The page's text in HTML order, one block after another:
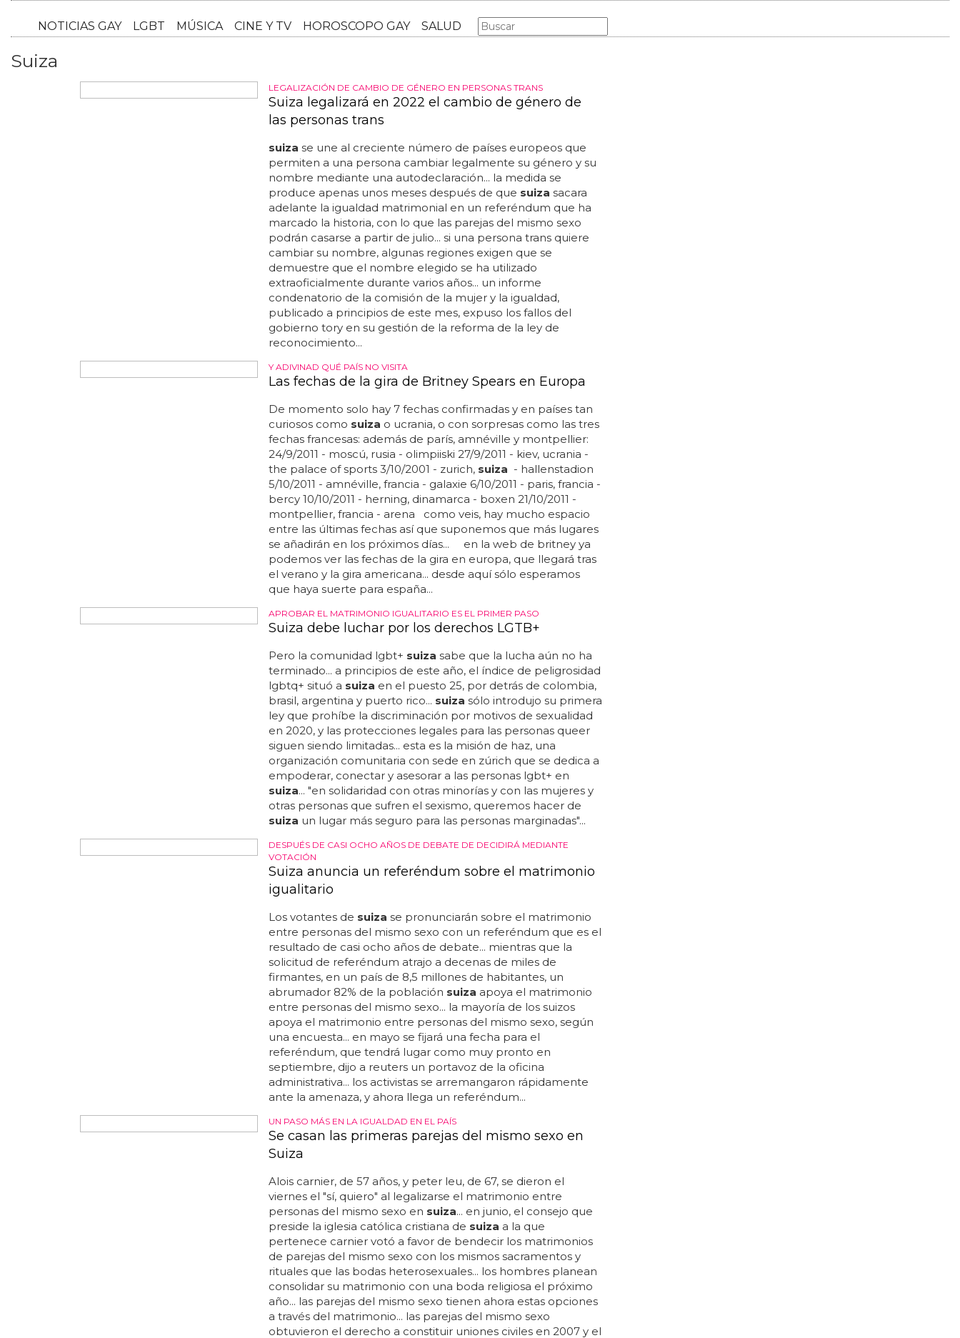
NOTICIAS GAY LGBT MÚSICA CINE Y TV
LEGALIZACIÓN DE CAMBIO DE GÉNERO EN PERSONAS TRANS
Suiza legalizará en 2022 el cambio de género de
suizase une al creciente número de países europeos que
permiten a una persona cambiar legalmente su género y su
nombre mediante una autodeclaración... la medida se
produce apenas unos meses después de quesuizasacara
adelante la igualdad matrimonial en un referéndum que ha
marcado la historia, con lo que las parejas del mismo sexo
podrán casarse a partir de julio... si una persona trans quiere
cambiar su nombre, algunas regiones exigen que se
demuestre que el nombre elegido se ha utilizado
extraoficialmente durante varios años... un informe
condenatorio de la comisión de la mujer y la igualdad,
publicado a principios de este mes, expuso los fallos del
gobierno tory en su gestión de la reforma de la ley de
reconocimiento...
Y ADIVINAD QUÉ PAÍS NO VISITA
Las fechas de la gira de Britney Spears en Europa
De momento solo hay 7 fechas confirmadas y en países tan
curiosos comosuizao ucrania, o con sorpresas como las tres
fechas francesas: además de parís, amnéville y montpellier:
24/9/2011 - moscú, rusia - olimpiiski 27/9/2011 - kiev, ucrania -
the palace of sports 3/10/2001 - zurich,suiza- hallenstadion
5/10/2011 - amnéville, francia - galaxie 6/10/2011 - paris, francia -
bercy 10/10/2011 - herning, dinamarca - boxen 21/10/2011 -
montpellier, francia - arena como veis, hay mucho espacio
entre las últimas fechas así que suponemos que más lugares
se añadirán en los próximos días... en la web de britney ya
podemos ver las fechas de la gira en europa, que llegará tras
el verano y la gira americana... desde aquí sólo esperamos
que haya suerte para españa...
APROBAR EL MATRIMONIO IGUALITARIO ES EL PRIMER PASO
Suiza debe luchar por los derechos LGTB+
Pero la comunidad lgbt+
terminado... a principios de este año, el índice de peligrosidad
lgbtq+ situó asuizaen el puesto 25, por detrás de colombia,
brasil, argentina y puerto rico...suiza sólo introdujo su primera
ley que prohíbe la discriminación por motivos de sexualidad
en 2020, y las protecciones legales para las personas queer
siguen siendo limitadas... esta es la misión de haz, una
organización comunitaria con sede en zúrich que se dedica a
empoderar, conectar y asesorar a las personas lgbt+ en
suiza... "en solidaridad con otras minorías y con las mujeres y
otras personas que sufren el sexismo, queremos hacer de
suizaun lugar más seguro para las personas marginadas"...
DESPUÉS DE CASI OCHO AÑOS DE DEBATE DE DECIDIRÁ MEDIANTE
VOTACIÓN
Suiza anuncia un referéndum sobre el matrimonio
igualitario
Los votantes desuizase pronunciarán sobre el matrimonio
entre personas del mismo sexo con un referéndum que es el
resultado de casi ocho años de debate... mientras que la
solicitud de referéndum atrajo a decenas de miles de
firmantes, en un país de 8,5 millones de habitantes, un
abrumador 82% de la poblaciónsuiza apoya el matrimonio
entre personas del mismo sexo... la mayoría de los suizos
apoya el matrimonio entre personas del mismo sexo, según
una encuesta... en mayo se fijará una fecha para el
referéndum, que tendrá lugar como muy pronto en
septiembre, dijo a reuters un portavoz de la oficina
administrativa... los activistas se arremangaron rápidamente
ante la amenaza, y ahora llega un referéndum...